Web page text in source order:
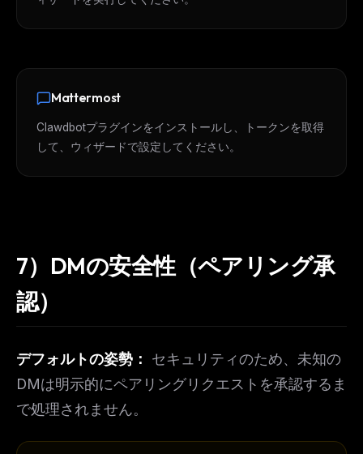
Mattermost
Clawdbotプラグインをインストールし、トークンを取得
して、ウィザードで設定してください。
7）DMの安全性（ペアリング承
認）
デフォルトの姿勢：
セキュリティのため、未知の
DMは明示的にペアリングリクエストを承認するま
で処理されません。